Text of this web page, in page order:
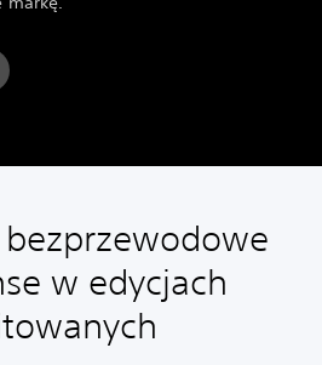
w edycjach